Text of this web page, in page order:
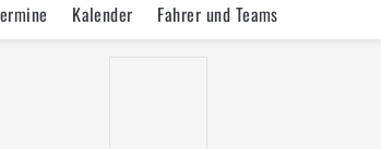
Kalender Fahrer und Teams